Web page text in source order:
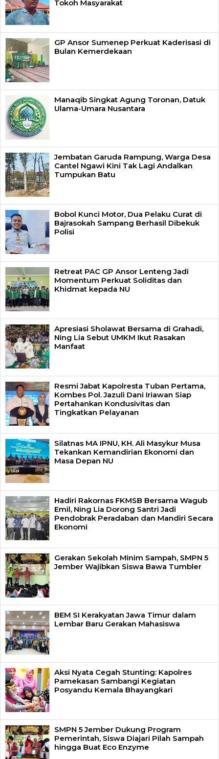
Tokoh Masyarakat
GP Ansor Sumenep Perkuat Kaderisasi di
Bulan Kemerdekaan
Manaqib Singkat Agung Toronan, Datuk
Ulama-Umara Nusantara
Jembatan Garuda Rampung, Warga Desa
Cantel Ngawi Kini Tak Lagi Andalkan
Tumpukan Batu
Bobol Kunci Motor, Dua Pelaku Curat di
Bajrasokah Sampang Berhasil Dibekuk
Polisi
Retreat PAC GP Ansor Lenteng Jadi
Momentum Perkuat Soliditas dan
Khidmat kepada NU
Apresiasi Sholawat Bersama di Grahadi,
Ning Lia Sebut UMKM Ikut Rasakan
Manfaat
Resmi Jabat Kapolresta Tuban Pertama,
Kombes Pol. Jazuli Dani Iriawan Siap
Pertahankan Kondusivitas dan
Tingkatkan Pelayanan
Silatnas MA IPNU, KH. Ali Masykur Musa
Tekankan Kemandirian Ekonomi dan
Masa Depan NU
Hadiri Rakornas FKMSB Bersama Wagub
Emil, Ning Lia Dorong Santri Jadi
Pendobrak Peradaban dan Mandiri Secara
Ekonomi
Gerakan Sekolah Minim Sampah, SMPN 5
Jember Wajibkan Siswa Bawa Tumbler
BEM SI Kerakyatan Jawa Timur dalam
Lembar Baru Gerakan Mahasiswa
Aksi Nyata Cegah Stunting: Kapolres
Pamekasan Sambangi Kegiatan
Posyandu Kemala Bhayangkari
SMPN 5 Jember Dukung Program
Pemerintah, Siswa Diajari Pilah Sampah
hingga Buat Eco Enzyme